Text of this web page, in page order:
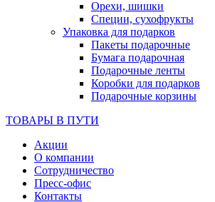
Орехи, шишки
Специи, сухофрукты
Упаковка для подарков
Пакеты подарочные
Бумага подарочная
Подарочные ленты
Коробки для подарков
Подарочные корзины
ТОВАРЫ В ПУТИ
Акции
О компании
Сотрудничество
Пресс-офис
Контакты